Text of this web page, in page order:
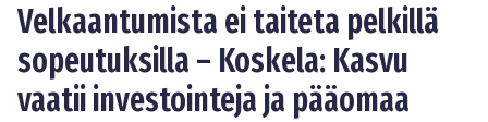
Velkaantumista ei taiteta pelkillä
sopeutuksilla – Koskela: Kasvu
vaatii investointeja ja pääomaa